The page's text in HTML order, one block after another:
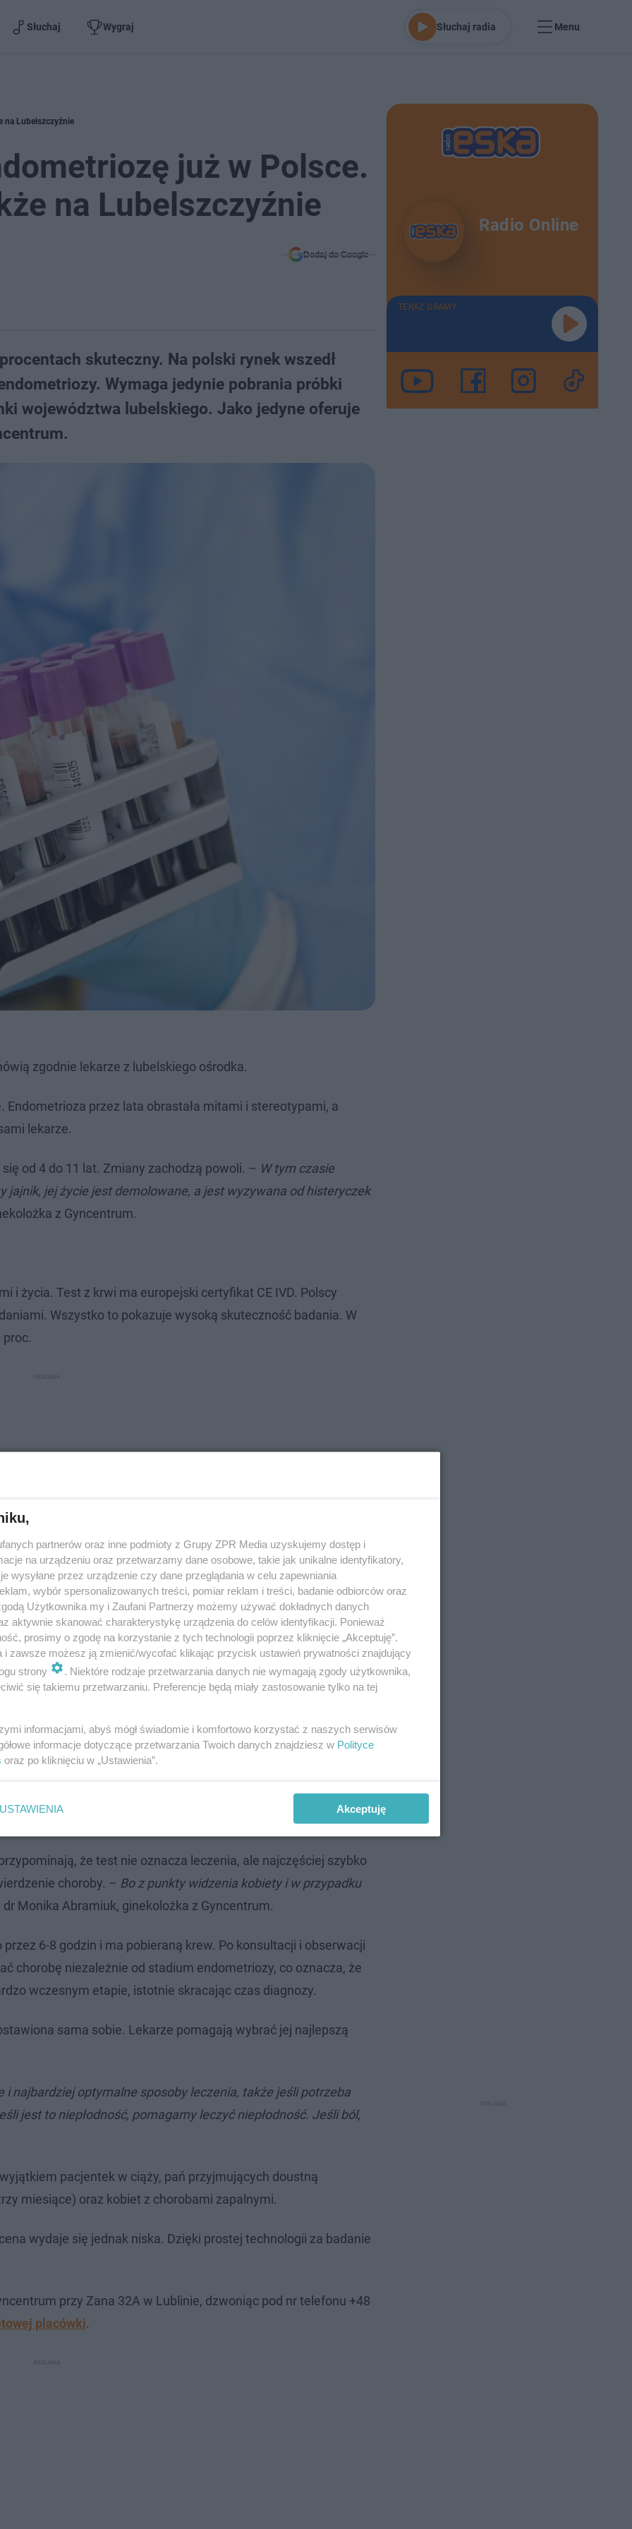
Słuchaj Wygraj Słuchaj radia Menu
na Lubelszczyźnie
już w Polsce.
na Lubelszczyźnie
Dodaj do Google
skuteczny. Na polski rynek wszedł
Wymaga jedynie pobrania próbki
województwa lubelskiego. Jako jedyne oferuje
zgodnie lekarze z lubelskiego ośrodka.
przez lata obrastała mitami i stereotypami, a
lekarze.
od 4 do 11 lat. Zmiany zachodzą powoli. – W tym czasie
jajnik, jej życie jest demolowane, a jest wyzywana od histeryczek
z Gyncentrum.
i życia. Test z krwi ma europejski certyfikat CE IVD. Polscy
Wszystko to pokazuje wysoką skuteczność badania. W
ma bóle miesiączkowe, podczas współżycia czy zmaga się z
– mówi dr Banaś.– Jeżeli test jest ujemny, to na
warto postawić na profilaktykę, np. przy kłopotach z
co drugiej pacjentki z endometriozą.
Pierwsza taka operacja w
że test nie oznacza leczenia, ale najczęściej szybko
choroby. – Bo z punkty widzenia kobiety i w przypadku
Monika Abramiuk, ginekolożka z Gyncentrum.
6-8 godzin i ma pobieraną krew. Po konsultacji i obserwacji
chorobę niezależnie od stadium endometriozy, co oznacza, że
wczesnym etapie, istotnie skracając czas diagnozy.
sama sobie. Lekarze pomagają wybrać jej najlepszą
najbardziej optymalne sposoby leczenia, także jeśli potrzeba
jest to niepłodność, pomagamy leczyć niepłodność. Jeśli ból,
pacjentek w ciąży, pań przyjmujących doustną
miesiące) oraz kobiet z chorobami zapalnymi.
wydaje się jednak niska. Dzięki prostej technologii za badanie
przy Zana 32A w Lublinie, dzwoniąc pod nr telefonu +48
placówki.
Radio Online
TERAZ GRAMY
partnerów oraz inne podmioty z Grupy ZPR Media uzyskujemy dostęp i
na urządzeniu oraz przetwarzamy dane osobowe, takie jak unikalne identyfikatory,
wysyłane przez urządzenie czy dane przeglądania w celu zapewniania
wybór spersonalizowanych treści, pomiar reklam i treści, badanie odbiorców oraz
Użytkownika my i Zaufani Partnerzy możemy używać dokładnych danych
aktywnie skanować charakterystykę urządzenia do celów identyfikacji. Ponieważ
prosimy o zgodę na korzystanie z tych technologii poprzez kliknięcie „Akceptuję”.
i zawsze możesz ją zmienić/wycofać klikając przycisk ustawień prywatności znajdujący
strony
. Niektóre rodzaje przetwarzania danych nie wymagają zgody użytkownika,
się takiemu przetwarzaniu. Preferencje będą miały zastosowanie tylko na tej
informacjami, abyś mógł świadomie i komfortowo korzystać z naszych serwisów
informacje dotyczące przetwarzania Twoich danych znajdziesz w Polityce
oraz po kliknięciu w „Ustawienia”.
USTAWIENIA Akceptuję